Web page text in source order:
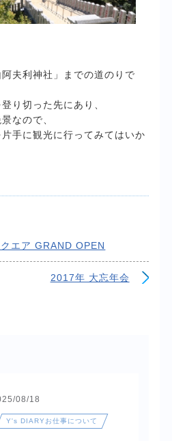
夫利神社」までの道のりで
り切った先にあり、
なので、
手に観光に行ってみてはいか
エア GRAND OPEN
2017年 大忘年会
08/18
Y's DIARYお仕事について